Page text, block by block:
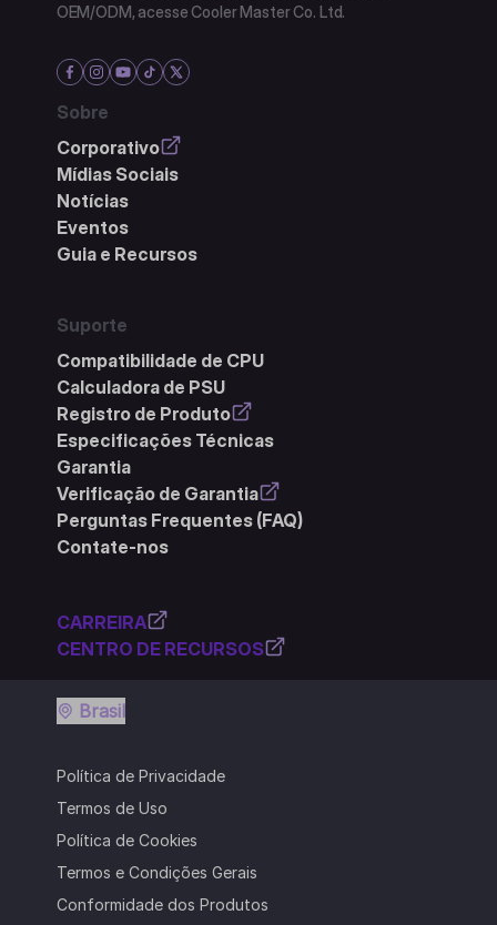
OEM/ODM, acesse Cooler Master Co. Ltd.
Sobre
Corporativo
Mídias Sociais
Notícias
Eventos
Guia e Recursos
Suporte
Compatibilidade de CPU
Calculadora de PSU
Registro de Produto
Especificações Técnicas
Garantia
Verificação de Garantia
Perguntas Frequentes (FAQ)
Contate-nos
CARREIRA
CENTRO DE RECURSOS
Política de Privacidade
Termos de Uso
Política de Cookies
Termos e Condições Gerais
Conformidade dos Produtos
Brasil